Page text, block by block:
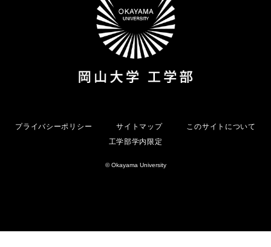
プライバシーポリシー サイトマップ
このサイトについて
工学部学内限定
© Okayama University